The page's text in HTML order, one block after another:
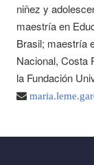
niñez y
maestría en
Brasil; maestría
Nacional, Costa
la Fundación